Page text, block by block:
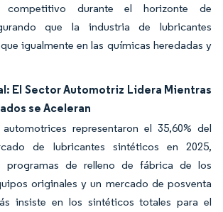
competitivo durante el horizonte de
que la industria de lubricantes
igualmente en las químicas heredadas y
El Sector Automotriz Lidera Mientras
se Aceleran
representaron el 35,60% del
de lubricantes sintéticos en 2025,
programas de relleno de fábrica de los
originales y un mercado de posventa
insiste en los sintéticos totales para el